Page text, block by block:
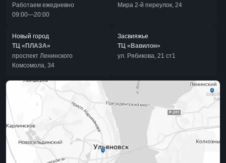
Работаем ежедневно
09:00—20:00
Мира 2-й переулок, 24
Новый город
ТЦ «ПЛАЗА»
проспект Ленинского
Комсомола, 34
Засвияжье
ТЦ «Вавилон»
ул. Рябикова, 21 ст1